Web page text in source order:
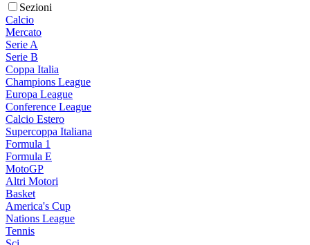
Sezioni
Calcio
Mercato
Serie A
Serie B
Coppa Italia
Champions League
Europa League
Conference League
Calcio Estero
Supercoppa Italiana
Formula 1
Formula E
MotoGP
Altri Motori
Basket
America's Cup
Nations League
Tennis